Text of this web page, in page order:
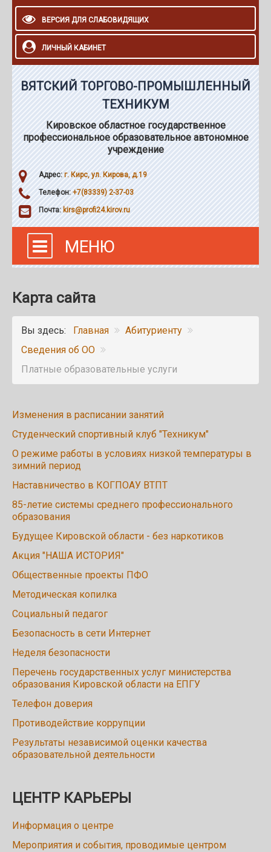
ВЕРСИЯ ДЛЯ СЛАБОВИДЯЩИХ
ЛИЧНЫЙ КАБИНЕТ
ВЯТСКИЙ ТОРГОВО-ПРОМЫШЛЕННЫЙ
ТЕХНИКУМ
Кировское областное государственное
профессиональное образовательное автономное
учреждение
Адрес: г. Кирс, ул. Кирова, д.19
Телефон: +7(83339) 2-37-03
Почта: kirs@profi24.kirov.ru
МЕНЮ
Карта сайта
Вы здесь: Главная
Абитуриенту
Сведения об ОО
Платные образовательные услуги
Изменения в расписании занятий
Студенческий спортивный клуб "Техникум"
О режиме работы в условиях низкой температуры в
зимний период
Наставничество в КОГПОАУ ВТПТ
85-летие системы среднего профессионального
образования
Будущее Кировской области - без наркотиков
Акция "НАША ИСТОРИЯ"
Общественные проекты ПФО
Методическая копилка
Социальный педагог
Безопасность в сети Интернет
Неделя безопасности
Перечень государственных услуг министерства
образования Кировской области на ЕПГУ
Телефон доверия
Противодействие коррупции
Результаты независимой оценки качества
образовательной деятельности
ЦЕНТР КАРЬЕРЫ
Информация о центре
Мероприятия и события, проводимые центром